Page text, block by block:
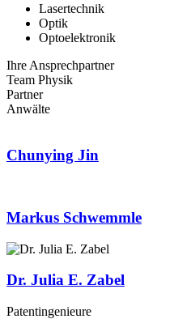
Lasertechnik
Optik
Optoelektronik
Ihre Ansprechpartner
Team Physik
Partner
Anwälte
Chunying Jin
Markus Schwemmle
Dr. Julia E. Zabel
Patentingenieure